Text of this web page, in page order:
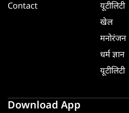
Contact
यूटीलिटी
खेल
मनोरंजन
धर्म ज्ञान
यूटीलिटी
Download App